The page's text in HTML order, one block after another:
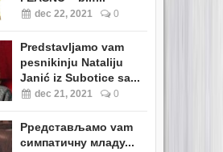
dec 22, 2021 0
Predstavljamo vam
pesnikinju Nataliju
Janić iz Subotice sa...
dec 21, 2021 0
Pредстављамо vam
симпатичну младу...